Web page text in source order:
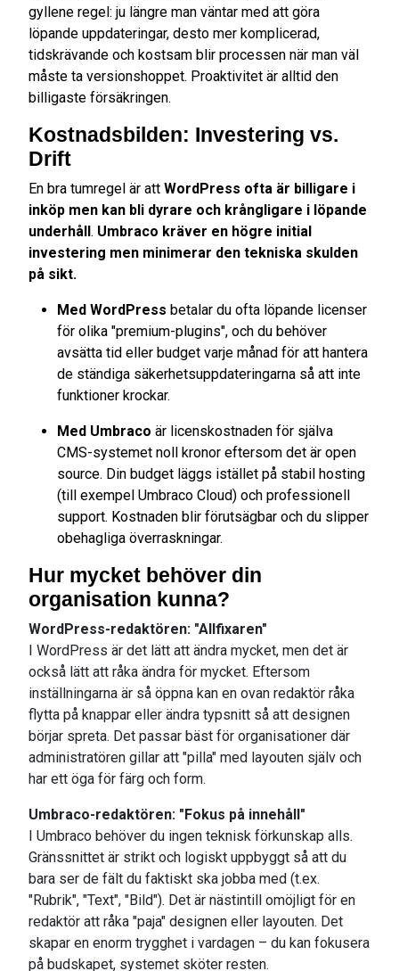
gyllene regel: ju längre man väntar med att göra
löpande uppdateringar, desto mer komplicerad,
tidskrävande och kostsam blir processen när man väl
måste ta versionshoppet. Proaktivitet är alltid den
billigaste försäkringen.
Kostnadsbilden: Investering vs.
Drift
En bra tumregel är att WordPress ofta är billigare i
inköp men kan bli dyrare och krångligare i löpande
underhåll. Umbraco kräver en högre initial
investering men minimerar den tekniska skulden
på sikt.
Med WordPress betalar du ofta löpande licenser
för olika "premium-plugins", och du behöver
avsätta tid eller budget varje månad för att hantera
de ständiga säkerhetsuppdateringarna så att inte
funktioner krockar.
Med Umbraco är licenskostnaden för själva
CMS-systemet noll kronor eftersom det är open
source. Din budget läggs istället på stabil hosting
(till exempel Umbraco Cloud) och professionell
support. Kostnaden blir förutsägbar och du slipper
obehagliga överraskningar.
Hur mycket behöver din
organisation kunna?
WordPress-redaktören: "Allfixaren"
I WordPress är det lätt att ändra mycket, men det är
också lätt att råka ändra för mycket. Eftersom
inställningarna är så öppna kan en ovan redaktör råka
flytta på knappar eller ändra typsnitt så att designen
börjar spreta. Det passar bäst för organisationer där
administratören gillar att "pilla" med layouten själv och
har ett öga för färg och form.
Umbraco-redaktören: "Fokus på innehåll"
I Umbraco behöver du ingen teknisk förkunskap alls.
Gränssnittet är strikt och logiskt uppbyggt så att du
bara ser de fält du faktiskt ska jobba med (t.ex.
"Rubrik", "Text", "Bild"). Det är nästintill omöjligt för en
redaktör att råka "paja" designen eller layouten. Det
skapar en enorm trygghet i vardagen – du kan fokusera
på budskapet, systemet sköter resten.